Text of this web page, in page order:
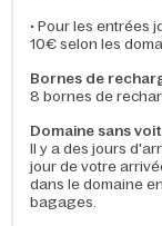
• Pour les entrées
10€ selon les
Bornes de
8 bornes de
Domaine sans
Il y a des jours
jour de votre
dans le domaine
bagages.